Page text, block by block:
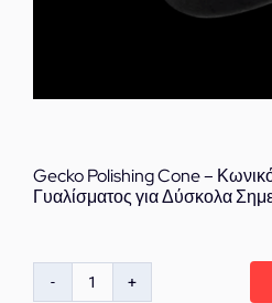
Gecko Polishing Cone –
Γυαλίσματος για Δύσκολα
Gecko